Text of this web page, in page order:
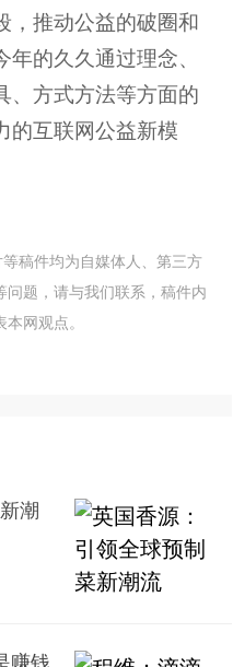
，推动公益的破圈和
的久久通过理念、
、方式方法等方面的
的互联网公益新模
稿件均为自媒体人、第三方
题，请与我们联系，稿件内
网观点。
潮
赚钱